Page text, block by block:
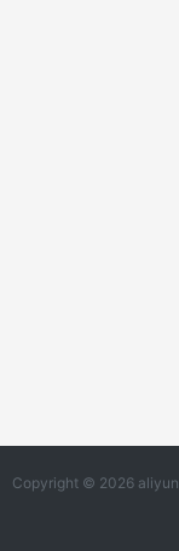
Copyright © 2026